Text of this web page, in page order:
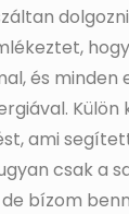
és minden
Külön
ami
csak a
bízom